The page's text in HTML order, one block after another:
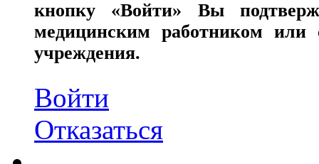
кнопку «Войти» Вы
медицинским работником или
учреждения.
Войти
Отказаться